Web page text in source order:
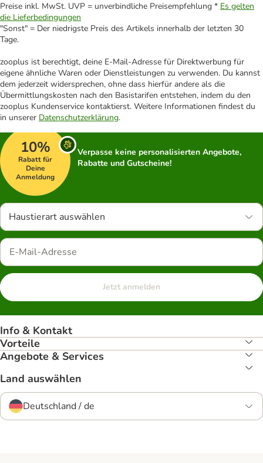
Preise inkl. MwSt. UVP = unverbindliche Preisempfehlung * Es gelten
die Lieferbedingungen
"Sonst" = Der niedrigste Preis des Artikels innerhalb der letzten 30
Tage.
zooplus ist berechtigt, deine E-Mail-Adresse für Direktwerbung für
eigene ähnliche Waren oder Dienstleistungen zu verwenden. Du kannst
dem jederzeit widersprechen, ohne dass hierfür andere als die
Übermittlungskosten nach den Basistarifen entstehen, indem du den
zooplus Kundenservice kontaktierst. Weitere Informationen findest du
in unserer Datenschutzerklärung.
10%
Rabatt für
Deine
Anmeldung
Verpasse keine personalisierten Angebote,
Rabatte und Gutscheine!
Haustierart auswählen
Jetzt anmelden
Info & Kontakt
Vorteile
Angebote & Services
Land auswählen
Deutschland / de